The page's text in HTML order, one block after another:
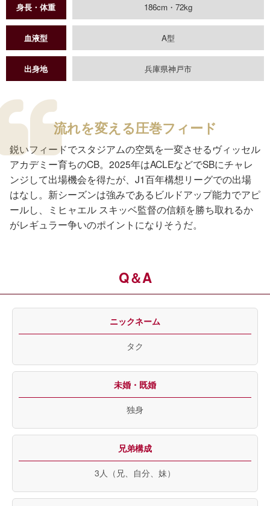
身長・体重 186cm・72kg
血液型 A型
出身地 兵庫県神戸市
流れを変える圧巻フィード
鋭いフィードでスタジアムの空気を一変させるヴィッセル
アカデミー育ちのCB。2025年はACLEなどでSBにチャレ
ンジして出場機会を得たが、J1百年構想リーグでの出場
はなし。新シーズンは強みであるビルドアップ能力でアピ
ールし、ミヒャエル スキッベ監督の信頼を勝ち取れるか
がレギュラー争いのポイントになりそうだ。
Q＆A
ニックネーム
タク
未婚・既婚
独身
兄弟構成
3人（兄、自分、妹）